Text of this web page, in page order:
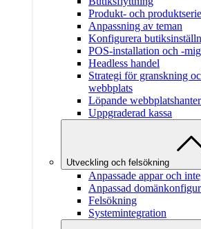
Produkt- och
Anpassning av teman
Konfigurera
POS-installation och -
Headless handel
Strategi för granskning
webbplats
Löpande
Uppgraderad kassa
Utveckling och felsökning
Anpassade appar och
Anpassad
Felsökning
Systemintegration